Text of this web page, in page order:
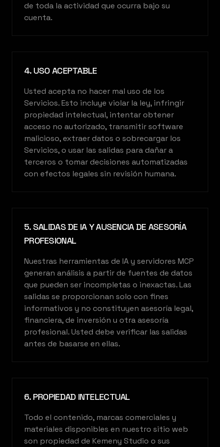
de toda la actividad que ocurra bajo su
cuenta.
4. USO ACEPTABLE
Usted acepta no hacer mal uso de los
Servicios. Esto incluye violar la ley, infringir
propiedad intelectual, intentar obtener
acceso no autorizado, transmitir software
malicioso, extraer datos o sobrecargar los
Servicios, o usar las salidas para dañar a
terceros o tomar decisiones automatizadas
con efectos legales sin revisión humana.
5. SALIDAS DE IA Y AUSENCIA DE ASESORÍA
PROFESIONAL
Nuestras herramientas de IA y servidores MCP
generan análisis a partir de fuentes de datos
que pueden ser incompletas o inexactas. Las
salidas se proporcionan solo con fines
informativos y no constituyen asesoría legal,
financiera, de inversión u otra asesoría
profesional. Usted debe verificar las salidas
antes de basarse en ellas.
6. PROPIEDAD INTELECTUAL
Todo el contenido, marcas comerciales y
materiales disponibles en nuestro sitio web
son propiedad de Kemeny Studio o sus